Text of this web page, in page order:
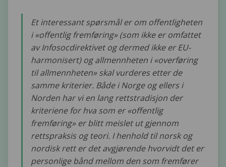
Et interessant spørsmål er om offentligheten
i «offentlig fremføring» (som ikke er omfattet
av Infosocdirektivet og dermed ikke er EU-
harmonisert) og allmennheten i «overføring
til allmennheten» skal vurderes etter de
samme kriterier. Både i Norge og ellers i
Norden har vi en lang rettstradisjon der
kriteriene for hva som er «offentlig
fremføring» er blitt meislet ut gjennom
rettspraksis og teori. I henhold til norsk og
nordisk rett er det avgjørende hvorvidt det er
personlige bånd mellom den som fremfører